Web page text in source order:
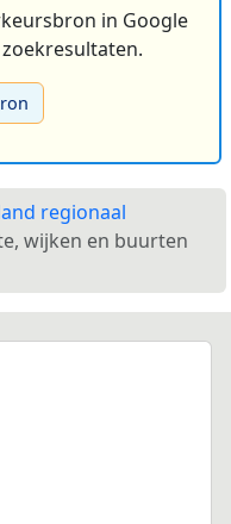
in Google
regionaal
wijken en buurten